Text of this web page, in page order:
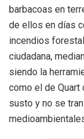
barbacoas en
de ellos en días
incendios
ciudadana,
siendo la
como el de Quart
susto y no se